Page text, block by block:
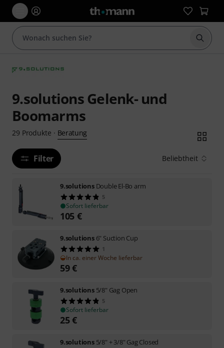
Suche
9.solutions Gelenk- und
Boomarms
29 Produkte · Beratung
Filter Beliebtheit
9.solutions Double El-Bo arm
5
Sofort lieferbar
105 €
9.solutions 6" Suction Cup
1
In ca. einer Woche lieferbar
59€
9.solutions 5/8" Gag Open
5
Sofort lieferbar
25€
9.solutions 5/8" + 3/8" Gag Closed